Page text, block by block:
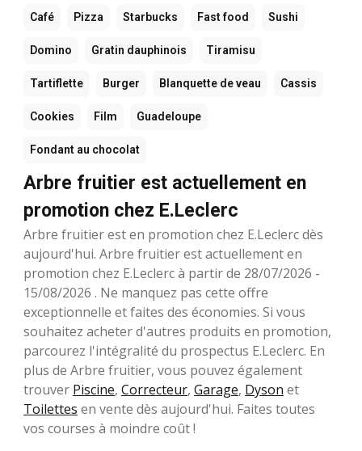
Café Pizza Starbucks Fast food Sushi
Domino Gratin dauphinois Tiramisu
Tartiflette Burger Blanquette de veau Cassis
Cookies Film Guadeloupe
Fondant au chocolat
Arbre fruitier est actuellement en
promotion chez E.Leclerc
Arbre fruitier est en promotion chez E.Leclerc dès
aujourd'hui. Arbre fruitier est actuellement en
promotion chez E.Leclerc à partir de 28/07/2026 -
15/08/2026 . Ne manquez pas cette offre
exceptionnelle et faites des économies. Si vous
souhaitez acheter d'autres produits en promotion,
parcourez l'intégralité du prospectus E.Leclerc. En
plus de Arbre fruitier, vous pouvez également
trouver Piscine, Correcteur, Garage, Dyson et
Toilettes en vente dès aujourd'hui. Faites toutes
vos courses à moindre coût !